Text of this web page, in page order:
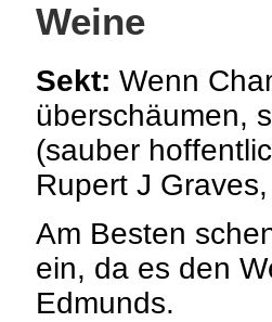
Weine
Sekt: Wenn
überschäumen,
(sauber
Rupert J
Am Besten
ein, da es den
Edmunds.